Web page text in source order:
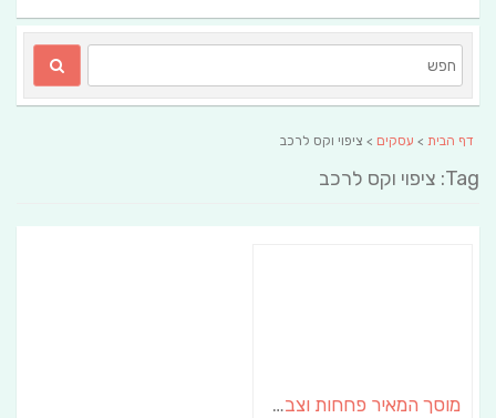
דף הבית > עסקים > ציפוי וקס לרכב
Tag: ציפוי וקס לרכב
מוסך המאיר פחחות וצבע לרכב